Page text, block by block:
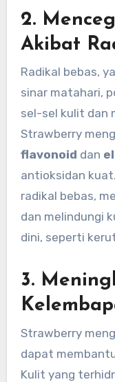
2.
Akibat
Radikal bebas,
sinar matahari,
sel-sel kulit dan
Strawberry
flavonoid dan
antioksidan
radikal bebas,
dan melindungi
dini, seperti
3.
Strawberry
dapat
Kulit yang